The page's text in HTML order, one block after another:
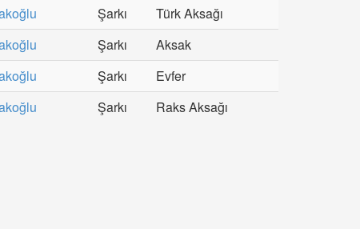
Şarkı
Türk Aksağı
Şarkı
Aksak
Şarkı
Evfer
Şarkı Raks Aksağı